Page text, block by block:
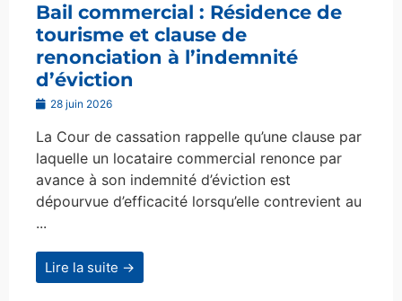
Bail commercial : Résidence de
tourisme et clause de
renonciation à l’indemnité
d’éviction
28 juin 2026
La Cour de cassation rappelle qu’une clause par
laquelle un locataire commercial renonce par
avance à son indemnité d’éviction est
dépourvue d’efficacité lorsqu’elle contrevient au
...
Lire la suite →